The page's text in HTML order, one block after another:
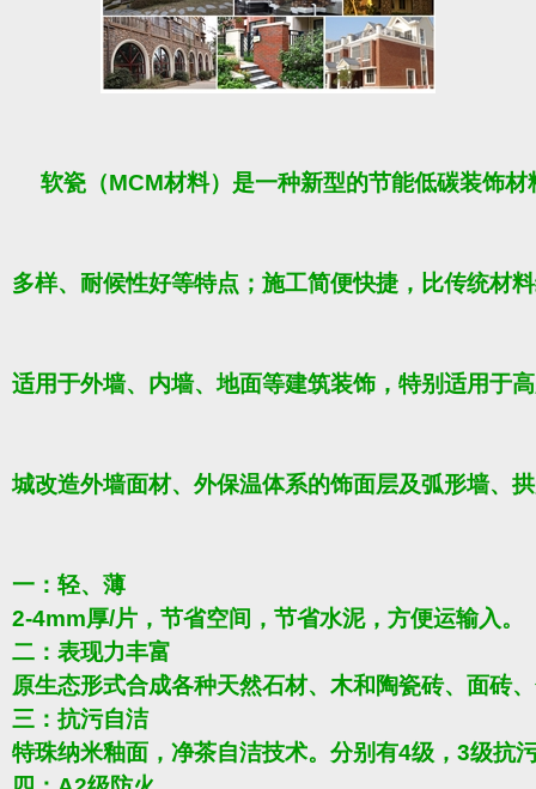
软瓷（MCM材料）是一种新型的节能低碳装饰
多样、耐候性好等特点；施工简便快捷，比传统材
适用于外墙、内墙、地面等建筑装饰，特别适用于
城改造外墙面材、外保温体系的饰面层及弧形墙、
一：轻、薄
2-4mm厚/片，节省空间，节省水泥，方便运输入。
二：表现力丰富
原生态形式合成各种天然石材、木和陶瓷砖、面砖
三：抗污自洁
特珠纳米釉面，净茶自洁技术。分别有4级，3级抗